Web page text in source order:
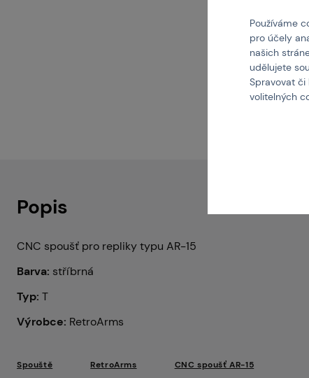
Popis
CNC spoušť pro repliky typu AR-15
Barva: stříbrná
Typ: T
Výrobce: RetroArms
Spouště RetroArms CNC spoušť AR-15
Používáme
pro účely
našich
udělujete
Spravovat či
volitelných